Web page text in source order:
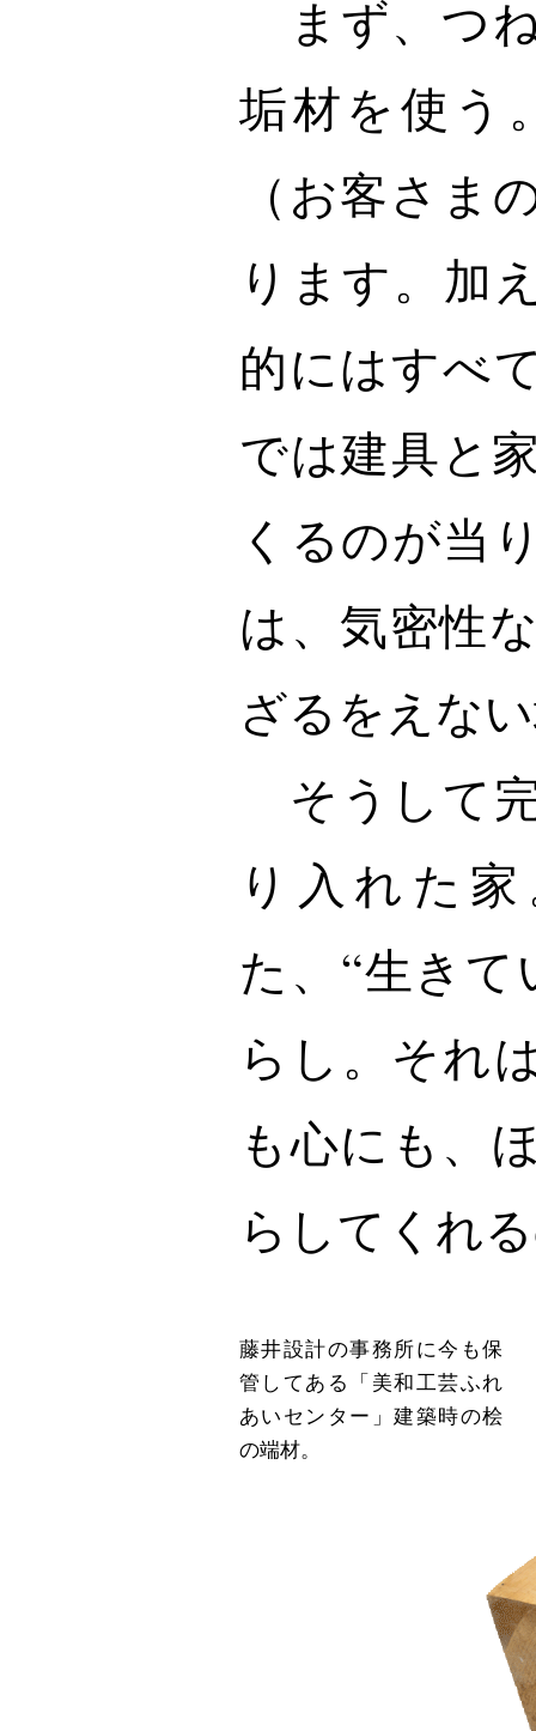
まず、つ
垢材を使う
（お客さま
ります。加
的にはすべ
では建具と
くるのが当
は、気密性
ざるをえな
そうして
り入れた
た、“生き
らし。それ
も心にも、
らしてくれ
藤井設計の事務所に今も保
管してある「美和工芸ふれ
あいセンター」建築時の桧
の端材。